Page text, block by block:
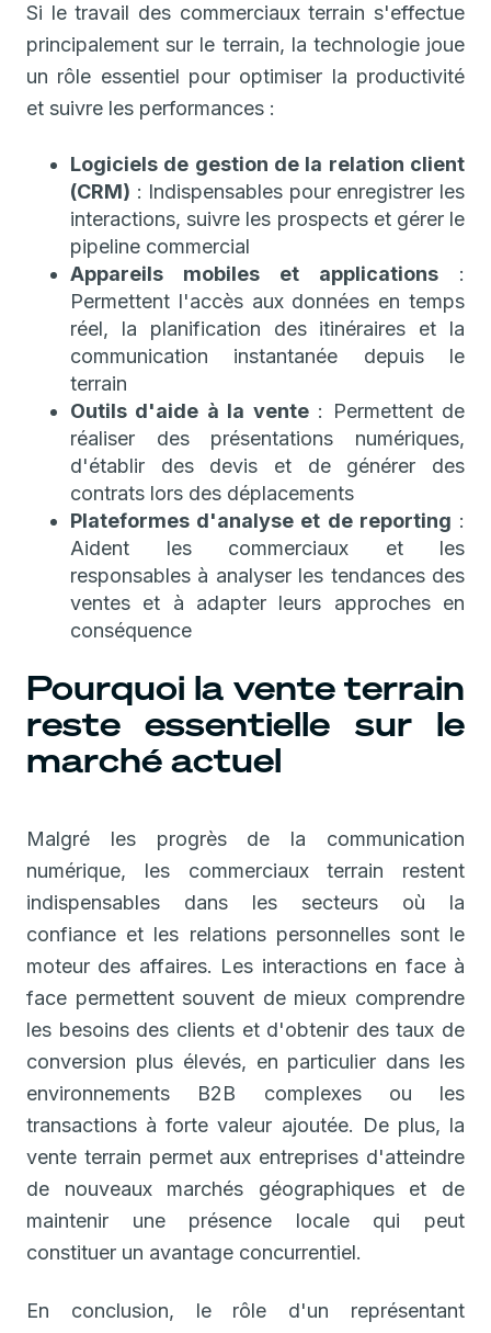
Si le travail des commerciaux terrain s'effectue
principalement sur le terrain, la technologie joue
un rôle essentiel pour optimiser la productivité
et suivre les performances :
Logiciels de gestion de la relation client
(CRM) : Indispensables pour enregistrer les
interactions, suivre les prospects et gérer le
pipeline commercial
Appareils mobiles et applications :
Permettent l'accès aux données en temps
réel, la planification des itinéraires et la
communication instantanée depuis le
terrain
Outils d'aide à la vente: Permettent de
réaliser des présentations numériques,
d'établir des devis et de générer des
contrats lors des déplacements
Plateformes d'analyse et de reporting :
Aident les commerciaux et les
responsables à analyser les tendances des
ventes et à adapter leurs approches en
conséquence
Pourquoi la vente terrain
reste essentielle sur le
marché actuel
Malgré les progrès de la communication
numérique, les commerciaux terrain restent
indispensables dans les secteurs où la
confiance et les relations personnelles sont le
moteur des affaires. Les interactions en face à
face permettent souvent de mieux comprendre
les besoins des clients et d'obtenir des taux de
conversion plus élevés, en particulier dans les
environnements B2B complexes ou les
transactions à forte valeur ajoutée. De plus, la
vente terrain permet aux entreprises d'atteindre
de nouveaux marchés géographiques et de
maintenir une présence locale qui peut
constituer un avantage concurrentiel.
En conclusion, le rôle d'un représentant